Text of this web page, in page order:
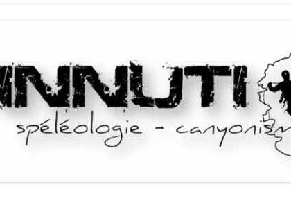
S’INITIER AUX TECHNIQUES
SPÉLÉO
SE PERFECTIONNER
LA PROSPECTION
COMPTES-RENDUS DES CAMPS
COMPTES-RENDUS DES STAGES
PUBLICATIONS “NUSTRALE”
LES SAGAS